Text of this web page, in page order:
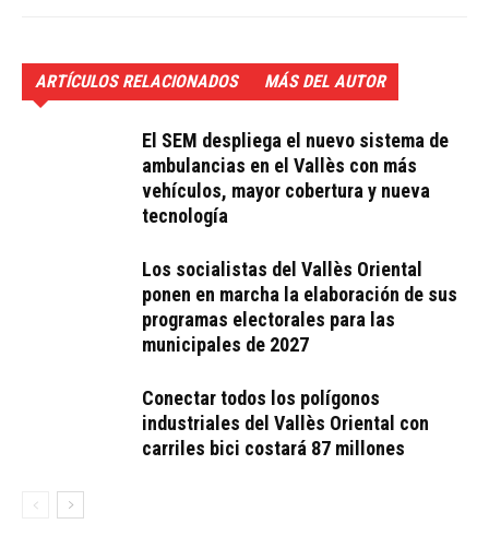
ARTÍCULOS RELACIONADOS MÁS DEL AUTOR
El SEM despliega el nuevo sistema de
ambulancias en el Vallès con más
vehículos, mayor cobertura y nueva
tecnología
Los socialistas del Vallès Oriental
ponen en marcha la elaboración de sus
programas electorales para las
municipales de 2027
Conectar todos los polígonos
industriales del Vallès Oriental con
carriles bici costará 87 millones